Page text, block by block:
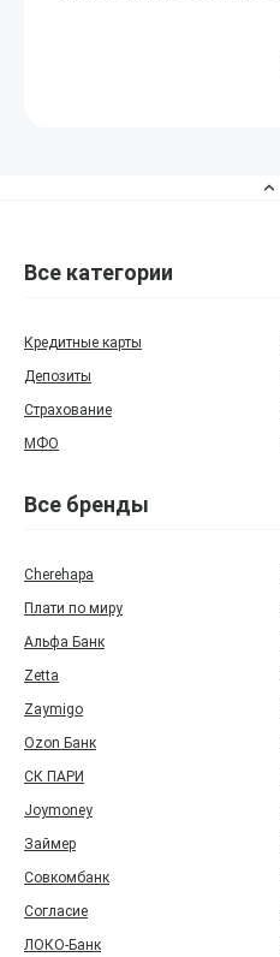
Все категории
Кредитные карты
Депозиты
Страхование
МФО
Все бренды
Cherehapa
Плати по миру
Альфа Банк
Zetta
Zaymigo
Ozon Банк
СК ПАРИ
Joymoney
Займер
Совкомбанк
Согласие
ЛОКО-Банк